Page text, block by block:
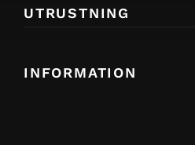
UTRUSTNING
INFORMATION